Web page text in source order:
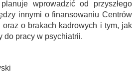
wprowadzić od przyszłego
innymi o finansowaniu Centrów
o brakach kadrowych i tym, jak
do pracy w psychiatrii.